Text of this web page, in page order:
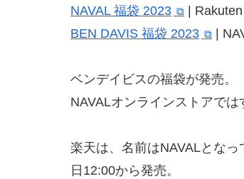
NAVAL 福袋 2023
|
BEN DAVIS 福袋 2023
|
ベンデイビスの福袋が発売。
NAVALオンラインストアでは
楽天は、名前はNAVALとな
日12:00から発売。